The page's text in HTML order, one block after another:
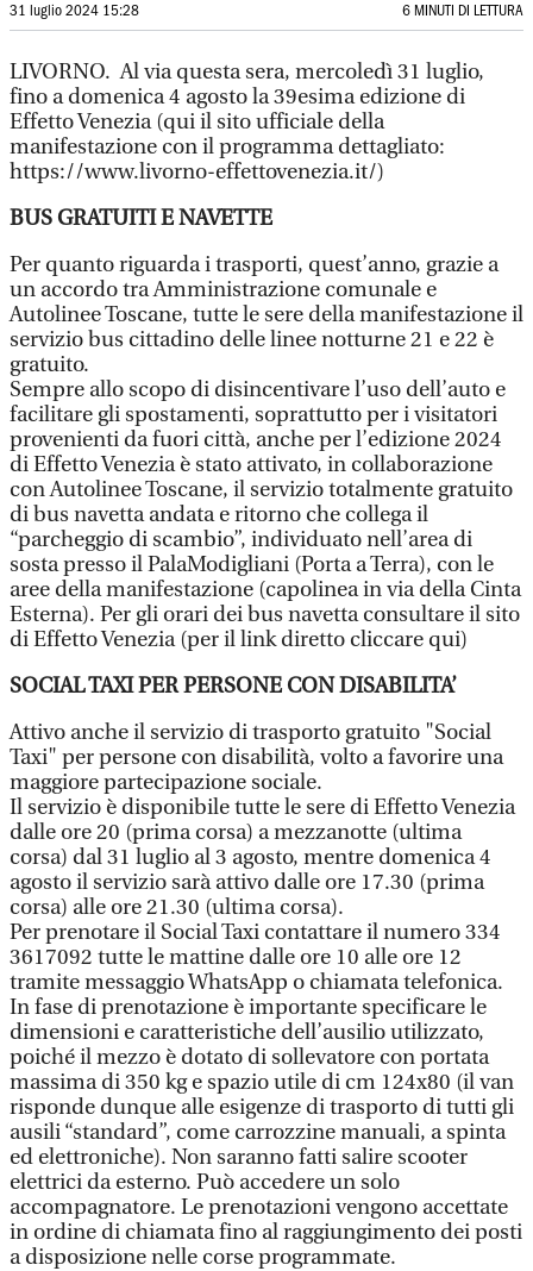
31 luglio 2024 15:28 6 MINUTI DI LETTURA
LIVORNO. Al via questa sera, mercoledì 31 luglio,
fino a domenica 4 agosto la 39esima edizione di
Effetto Venezia (qui il sito ufficiale della
manifestazione con il programma dettagliato:
https://www.livorno-effettovenezia.it/)
BUS GRATUITI E NAVETTE
Per quanto riguarda i trasporti, quest’anno, grazie a
un accordo tra Amministrazione comunale e
Autolinee Toscane, tutte le sere della manifestazione il
servizio bus cittadino delle linee notturne 21 e 22 è
gratuito.
Sempre allo scopo di disincentivare l’uso dell’auto e
facilitare gli spostamenti, soprattutto per i visitatori
provenienti da fuori città, anche per l’edizione 2024
di Effetto Venezia è stato attivato, in collaborazione
con Autolinee Toscane, il servizio totalmente gratuito
di bus navetta andata e ritorno che collega il
“parcheggio di scambio”, individuato nell’area di
sosta presso il PalaModigliani (Porta a Terra), con le
aree della manifestazione (capolinea in via della Cinta
Esterna). Per gli orari dei bus navetta consultare il sito
di Effetto Venezia (per il link diretto cliccare qui)
SOCIAL TAXI PER PERSONE CON DISABILITA’
Attivo anche il servizio di trasporto gratuito "Social
Taxi" per persone con disabilità, volto a favorire una
maggiore partecipazione sociale.
Il servizio è disponibile tutte le sere di Effetto Venezia
dalle ore 20 (prima corsa) a mezzanotte (ultima
corsa) dal 31 luglio al 3 agosto, mentre domenica 4
agosto il servizio sarà attivo dalle ore 17.30 (prima
corsa) alle ore 21.30 (ultima corsa).
Per prenotare il Social Taxi contattare il numero 334
3617092 tutte le mattine dalle ore 10 alle ore 12
tramite messaggio WhatsApp o chiamata telefonica.
In fase di prenotazione è importante specificare le
dimensioni e caratteristiche dell’ausilio utilizzato,
poiché il mezzo è dotato di sollevatore con portata
massima di 350 kg e spazio utile di cm 124x80 (il van
risponde dunque alle esigenze di trasporto di tutti gli
ausili “standard”, come carrozzine manuali, a spinta
ed elettroniche). Non saranno fatti salire scooter
elettrici da esterno. Può accedere un solo
accompagnatore. Le prenotazioni vengono accettate
in ordine di chiamata fino al raggiungimento dei posti
a disposizione nelle corse programmate.